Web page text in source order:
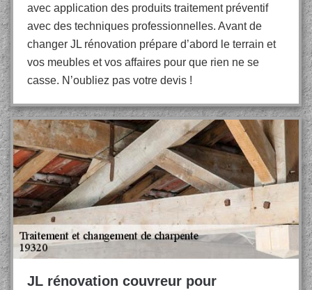
avec application des produits traitement préventif
avec des techniques professionnelles. Avant de
changer JL rénovation prépare d’abord le terrain et
vos meubles et vos affaires pour que rien ne se
casse. N’oubliez pas votre devis !
JL rénovation couvreur pour